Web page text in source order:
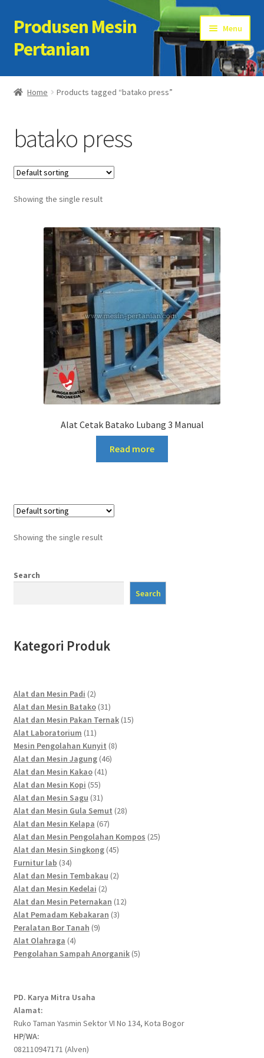
Skip
to
navigation
Skip
to
content
Produsen Mesin
Pertanian
Menu
Home
Cart
Checkout
Kontak Kami
My account
Sample Page
Home Products tagged “batako press”
batako press
Showing the single result
Alat Cetak Batako Lubang 3 Manual
Read more
Showing the single result
Search
Search
Kategori Produk
Alat dan Mesin Padi 22
products
Alat dan Mesin Batako 3131
products
Alat dan Mesin Pakan Ternak 1515
Alat Laboratorium 1111
products
Mesin Pengolahan Kunyit 88
Alat dan Mesin Jagung 4646
Alat dan Mesin Kakao 4141
Alat dan Mesin Kopi 5555
products
Alat dan Mesin Sagu 3131
products
Alat dan Mesin Gula Semut 2828
Alat dan Mesin Kelapa 6767
products
Alat dan Mesin Pengolahan Kompos 2525
Alat dan Mesin Singkong 4545
Furnitur lab 3434
products
Alat dan Mesin Tembakau 22
Alat dan Mesin Kedelai 22
products
Alat dan Mesin Peternakan 1212
Alat Pemadam Kebakaran 33
Peralatan Bor Tanah 99
Alat Olahraga 44
products
Pengolahan Sampah Anorganik 55
PD. Karya Mitra Usaha
Alamat:
Ruko Taman Yasmin Sektor VI No 134, Kota Bogor
HP/WA:
082110947171 (Alven)